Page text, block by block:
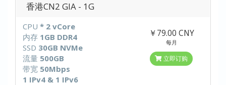
香港CN2 GIA - 1G
CPU * 2 vCore
内存 1GB DDR4
SSD 30GB NVMe
流量 500GB
带宽 50Mbps
1 IPv4 & 1 IPv6
￥79.00 CNY
每月
立即订购